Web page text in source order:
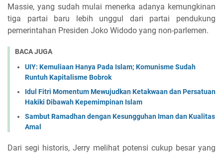
Massie, yang sudah mulai menerka adanya kemungkinan
tiga partai baru lebih unggul dari partai pendukung
pemerintahan Presiden Joko Widodo yang non-parlemen.
BACA JUGA
UIY: Kemuliaan Hanya Pada Islam; Komunisme Sudah
Runtuh Kapitalisme Bobrok
Idul Fitri Momentum Mewujudkan Ketakwaan dan Persatuan
Hakiki Dibawah Kepemimpinan Islam
Sambut Ramadhan dengan Kesungguhan Iman dan Kualitas
Amal
Dari segi historis, Jerry melihat potensi cukup besar yang